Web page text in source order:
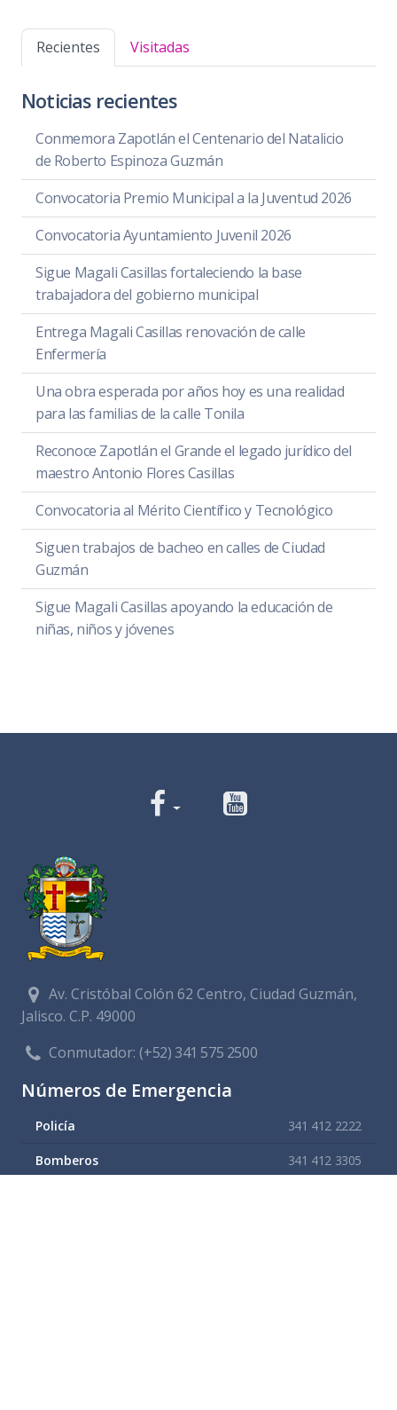
Recientes Visitadas
Noticias recientes
Conmemora Zapotlán el Centenario del Natalicio
de Roberto Espinoza Guzmán
Convocatoria Premio Municipal a la Juventud 2026
Convocatoria Ayuntamiento Juvenil 2026
Sigue Magali Casillas fortaleciendo la base
trabajadora del gobierno municipal
Entrega Magali Casillas renovación de calle
Enfermería
Una obra esperada por años hoy es una realidad
para las familias de la calle Tonila
Reconoce Zapotlán el Grande el legado jurídico del
maestro Antonio Flores Casillas
Convocatoria al Mérito Científico y Tecnológico
Siguen trabajos de bacheo en calles de Ciudad
Guzmán
Sigue Magali Casillas apoyando la educación de
niñas, niños y jóvenes
Av. Cristóbal Colón 62 Centro, Ciudad Guzmán,
Jalisco. C.P. 49000
Conmutador:(+52) 341 575 2500
Números de Emergencia
Policía 341 412 2222
Bomberos 341 412 3305